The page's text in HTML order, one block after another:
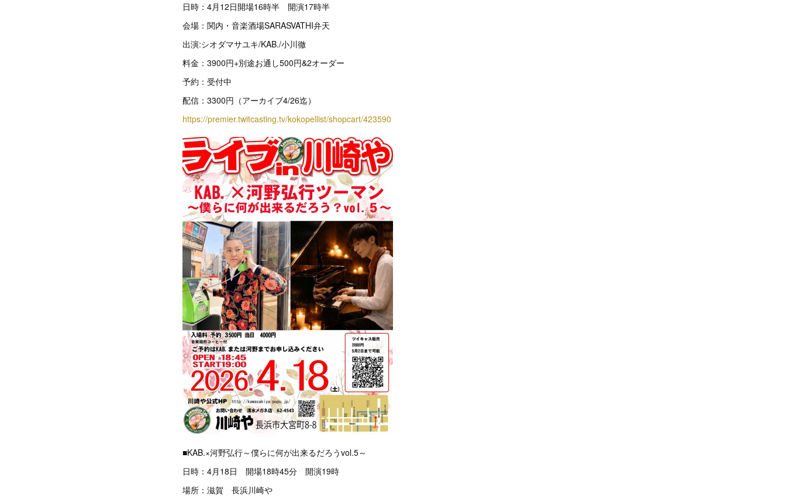
日時：4月12日開場16時半 開演17時半
会場：関内・音楽酒場SARASVATHI弁天
出演:シオダマサユキ/KAB./小川徹
料金：3900円+別途お通し500円&2オーダー
予約：受付中
配信：3300円（アーカイブ4/26迄）
https://premier.twitcasting.tv/kokopellist/shopcart/423590
■KAB.×河野弘行～僕らに何が出来るだろうvol.5～
日時：4月18日 開場18時45分 開演19時
場所：滋賀 長浜川崎や